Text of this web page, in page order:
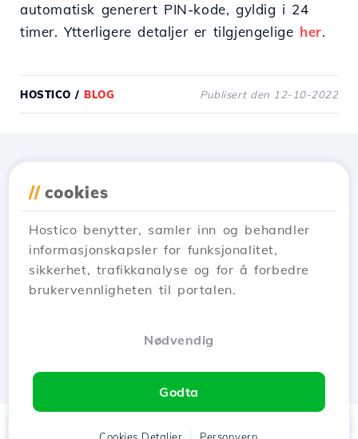
automatisk generert PIN-kode, gyldig i 24
timer. Ytterligere detaljer er tilgjengelige her.
HOSTICO / BLOG Publisert den 12-10-2022
// cookies
Hostico benytter, samler inn og behandler
informasjonskapsler for funksjonalitet,
sikkerhet, trafikkanalyse og for å forbedre
brukervennligheten til portalen.
Nødvendig
Godta
Kunde Handlekurv Chat